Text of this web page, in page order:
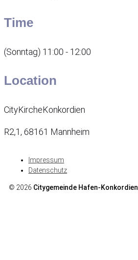
Time
(Sonntag) 11:00 - 12:00
Location
CityKircheKonkordien
R2,1, 68161 Mannheim
Impressum
Datenschutz
© 2026 Citygemeinde Hafen-Konkordien